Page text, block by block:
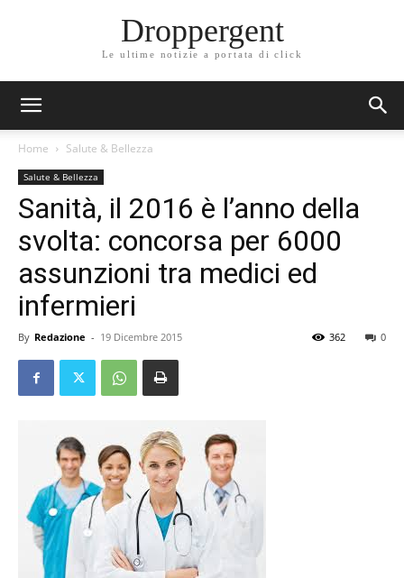
Droppergent
Le ultime notizie a portata di click
Home Salute & Bellezza
Salute & Bellezza
Sanità, il 2016 è l’anno della
svolta: concorsa per 6000
assunzioni tra medici ed
infermieri
By Redazione - 19 Dicembre 2015 0
362